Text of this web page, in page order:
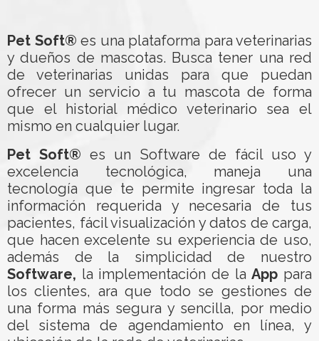
Pet Soft® es una plataforma para veterinarias
y dueños de mascotas. Busca tener una red
de veterinarias unidas para que puedan
ofrecer un servicio a tu mascota de forma
que el historial médico veterinario sea el
mismo en cualquier lugar.
Pet Soft® es un Software de fácil uso y
excelencia tecnológica, maneja una
tecnología que te permite ingresar toda la
información requerida y necesaria de tus
pacientes, fácil visualización y datos de carga,
que hacen excelente su experiencia de uso,
además de la simplicidad de nuestro
Software, la implementación de laApp para
los clientes, ara que todo se gestiones de
una forma más segura y sencilla, por medio
del sistema de agendamiento en línea, y